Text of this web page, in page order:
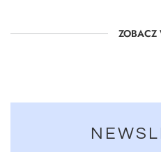
ZOBACZ